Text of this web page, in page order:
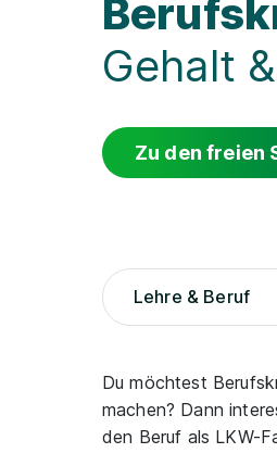
Gehalt
Zu den freien
Lehre & Beruf
Du möchtest
machen? Dann
den Beruf als LKW-